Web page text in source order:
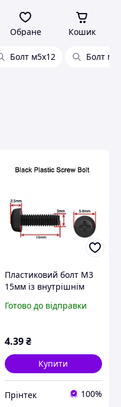
Обране Кошик
Болт м5х12 Болт м5
Пластиковий болт М3
15мм із внутрішнім
нейлоновий болт
Готово до відправки
4.39₴
Купити
Прінтек 100%